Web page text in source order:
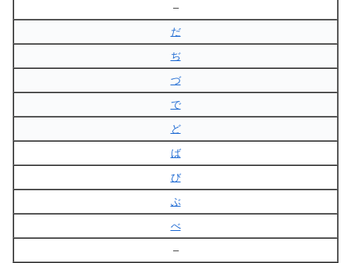
–
だ
ぢ
づ
で
ど
ば
び
ぶ
べ
–